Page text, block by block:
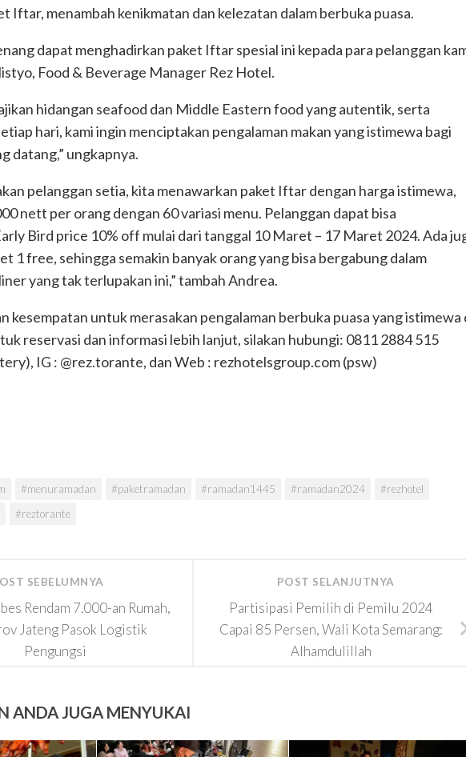
Iftar, menambah kenikmatan dan kelezatan dalam berbuka puasa.
dapat menghadirkan paket Iftar spesial ini kepada para pelanggan
Food & Beverage Manager Rez Hotel.
hidangan seafood dan Middle Eastern food yang autentik, serta
hari, kami ingin menciptakan pengalaman makan yang istimewa bagi
datang,” ungkapnya.
pelanggan setia, kita menawarkan paket Iftar dengan harga istimewa,
nett per orang dengan 60 variasi menu. Pelanggan dapat bisa
Bird price 10% off mulai dari tanggal 10 Maret – 17 Maret 2024. Ada
1 free, sehingga semakin banyak orang yang bisa bergabung dalam
yang tak terlupakan ini,” tambah Andrea.
kesempatan untuk merasakan pengalaman berbuka puasa yang istimewa
reservasi dan informasi lebih lanjut, silakan hubungi: 0811 2884 515
IG : @rez.torante, danWeb : rezhotelsgroup.com (psw)
#menuramadan #paketramadan #ramadan1445 #ramadan2024
#rezhotel
#reztorante
POST SELANJUTNYA
Partisipasi Pemilih di Pemilu 2024
Capai 85 Persen, Wali Kota Semarang:
Alhamdulillah
SEBELUMNYA
Rendam 7.000-an Rumah,
Jateng Pasok Logistik
Pengungsi
ANDA JUGA MENYUKAI